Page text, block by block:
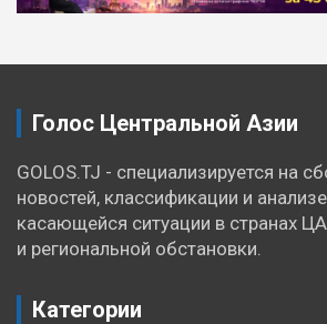
по
Голос Центральной Азии
GOLOS.TJ - специализируется на
новостей, классификации и
касающейся ситуации в странах
и региональной обстановки.
Категории